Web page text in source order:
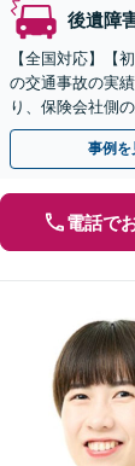
後遺障
【全国対応】【
の交通事故の実
り、保険会社側
ムとなり示談交
事例を
電話で